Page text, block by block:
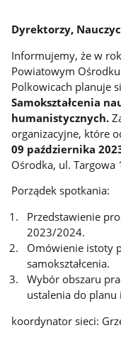
Dyrektorzy,
Informujemy, że w
Powiatowym
Polkowicach planuje
Samokształcenia
humanistycznych.
organizacyjne, które
09 października
Ośrodka, ul. Targowa
Porządek spotkania:
Przedstawienie
2023/2024.
Omówienie istoty
samokształcenia.
Wybór obszaru
ustalenia do
koordynator sieci: